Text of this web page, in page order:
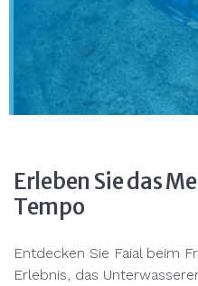
Erleben Sie das
Tempo
Entdecken Sie Faial beim
Erlebnis, das